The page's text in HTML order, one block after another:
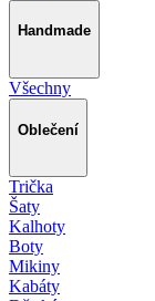
Handmade
Všechny
Oblečení
Trička
Šaty
Kalhoty
Boty
Mikiny
Kabáty